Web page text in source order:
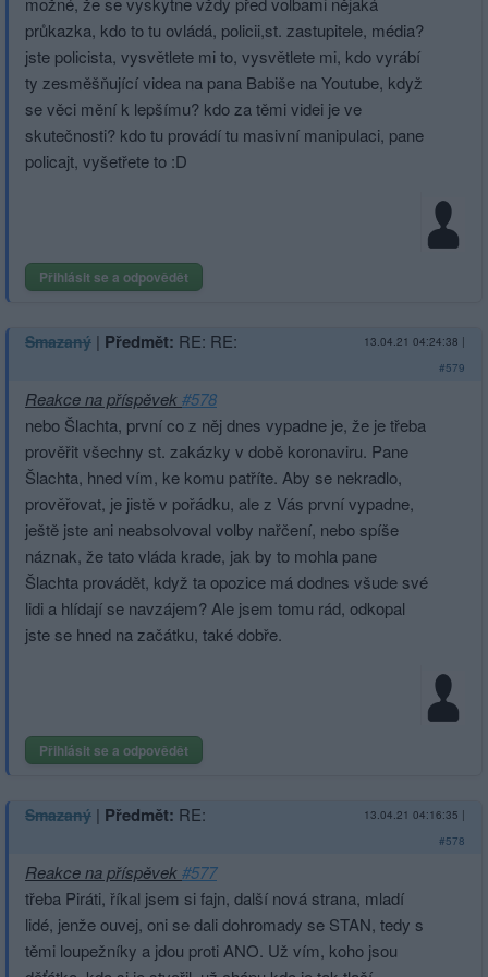
průkazka, kdo to tu ovládá, policii,st. zastupitele, média?
jste policista, vysvětlete mi to, vysvětlete mi, kdo vyrábí
ty zesměšňující videa na pana Babiše na Youtube, když
se věci mění k lepšímu? kdo za těmi videi je ve
skutečnosti? kdo tu provádí tu masivní manipulaci, pane
policajt, vyšetřete to :D
Přihlásit se a odpovědět
Smazaný | Předmět: RE: RE: 13.04.21 04:24:38 |
#579
Reakce na příspěvek#578
nebo Šlachta, první co z něj dnes vypadne je, že je třeba
prověřit všechny st. zakázky v době koronaviru. Pane
Šlachta, hned vím, ke komu patříte. Aby se nekradlo,
prověřovat, je jistě v pořádku, ale z Vás první vypadne,
ještě jste ani neabsolvoval volby nařčení, nebo spíše
náznak, že tato vláda krade, jak by to mohla pane
Šlachta provádět, když ta opozice má dodnes všude své
lidi a hlídají se navzájem? Ale jsem tomu rád, odkopal
jste se hned na začátku, také dobře.
Přihlásit se a odpovědět
Smazaný | Předmět: RE: 13.04.21 04:16:35 |
#578
Reakce na příspěvek#577
třeba Piráti, říkal jsem si fajn, další nová strana, mladí
lidé, jenže ouvej, oni se dali dohromady se STAN, tedy s
těmi loupežníky a jdou proti ANO. Už vím, koho jsou